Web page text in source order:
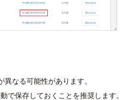
なる可能性があります。
で保存しておくことを推奨します。